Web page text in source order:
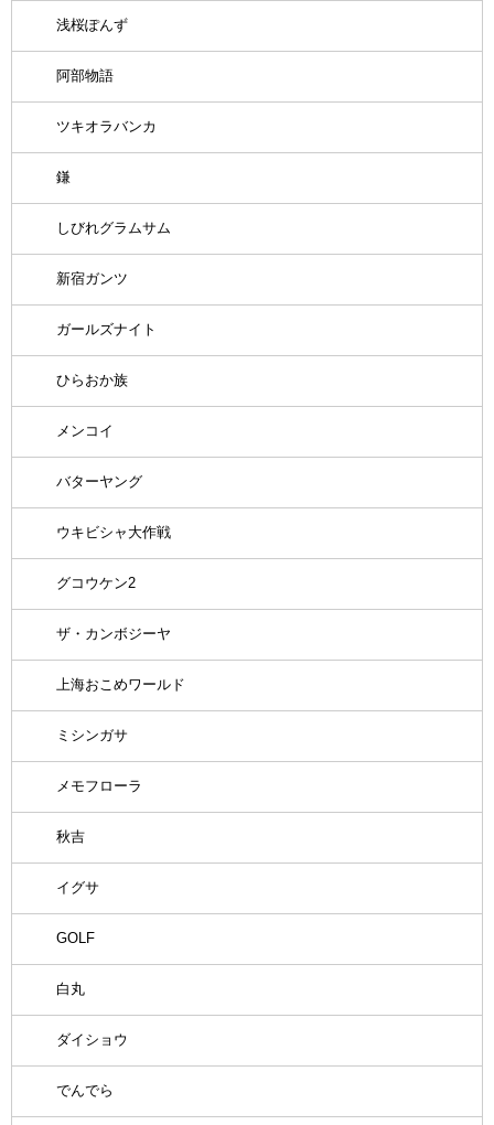
浅桜ぽんず
阿部物語
ツキオラバンカ
鎌
しびれグラムサム
新宿ガンツ
ガールズナイト
ひらおか族
メンコイ
バターヤング
ウキビシャ大作戦
グコウケン2
ザ・カンボジーヤ
上海おこめワールド
ミシンガサ
メモフローラ
秋吉
イグサ
GOLF
白丸
ダイショウ
でんでら